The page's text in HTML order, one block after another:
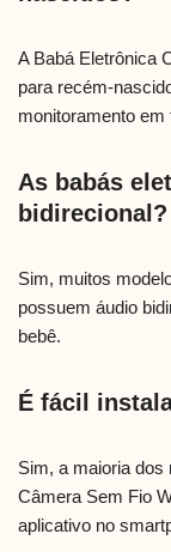
A Babá Eletrônica
para recém-
monitoramento em
As babás
bidirecional?
Sim, muitos
possuem áudio
bebê.
É fácil
Sim, a maioria dos
Câmera Sem Fio
aplicativo no